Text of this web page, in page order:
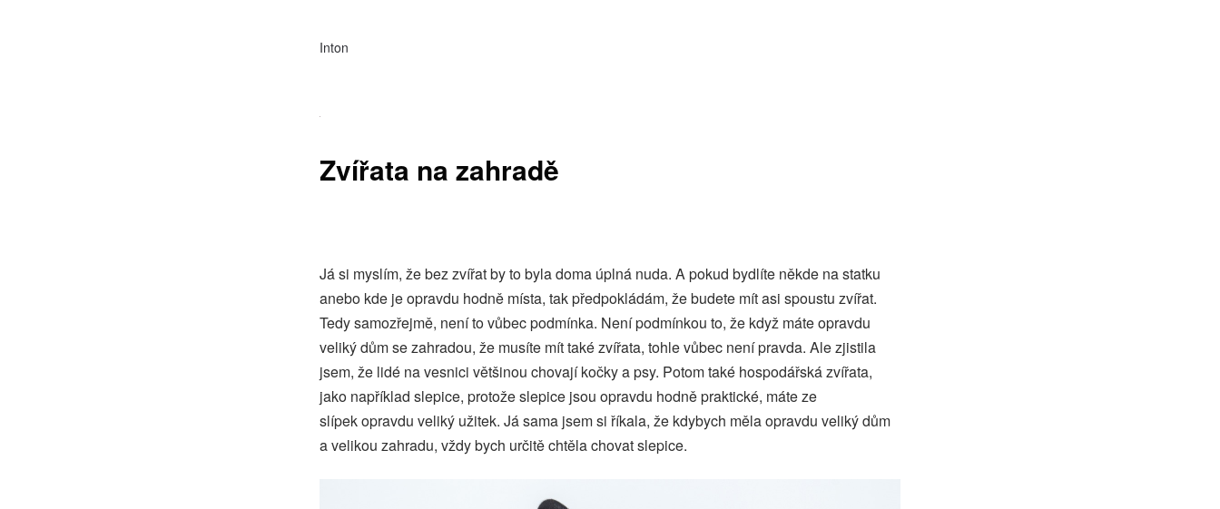
Inton
Zvířata na zahradě
Já si myslím, že bez zvířat by to byla doma úplná nuda. A pokud bydlíte někde na statku
anebo kde je opravdu hodně místa, tak předpokládám, že budete mít asi spoustu zvířat.
Tedy samozřejmě, není to vůbec podmínka. Není podmínkou to, že když máte opravdu
veliký dům se zahradou, že musíte mít také zvířata, tohle vůbec není pravda. Ale zjistila
jsem, že lidé na vesnici většinou chovají kočky a psy. Potom také hospodářská zvířata,
jako například slepice, protože slepice jsou opravdu hodně praktické, máte ze
slípek opravdu veliký užitek. Já sama jsem si říkala, že kdybych měla opravdu veliký dům
a velikou zahradu, vždy bych určitě chtěla chovat slepice.